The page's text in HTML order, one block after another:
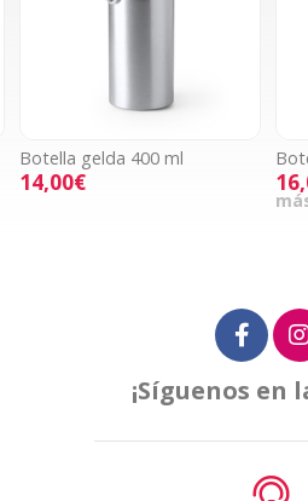
Botella gelda 400 ml
14,00€
¡Síguenos en